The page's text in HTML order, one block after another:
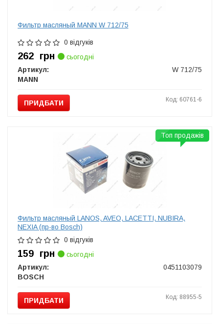
Фильтр масляный MANN W 712/75
0 відгуків
262 грн
сьогодні
Артикул:
W 712/75
MANN
ПРИДБАТИ Код: 60761-6
Фильтр масляный LANOS, AVEO, LACETTI, NUBIRA,
NEXIA (пр-во Bosch)
0 відгуків
159 грн
сьогодні
Артикул:
0451103079
BOSCH
ПРИДБАТИ Код: 88955-5
Топ продажів